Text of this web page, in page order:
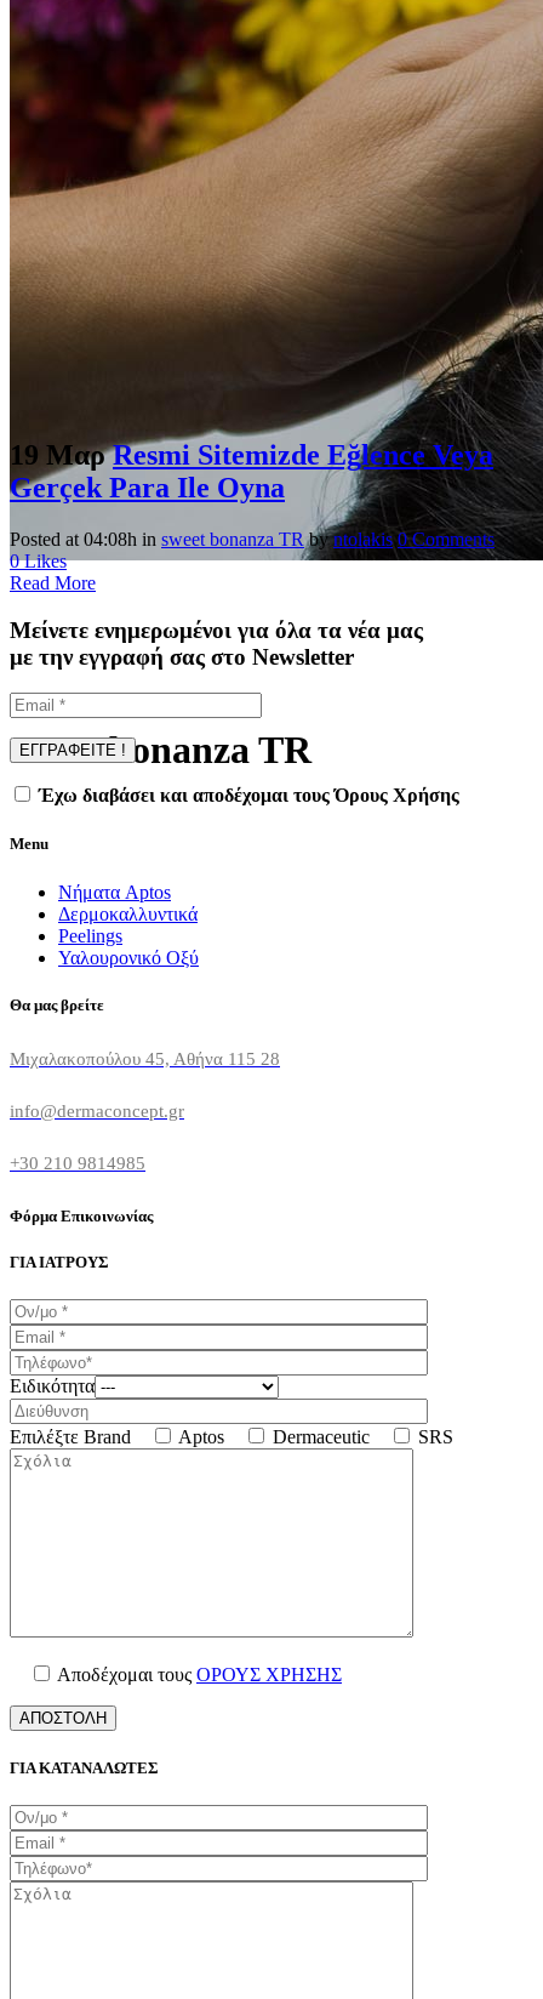
sweet bonanza TR
19 Μαρ Resmi Sitemizde Eğlence Veya
Gerçek Para Ile Oyna
Posted at 04:08h in sweet bonanza TR byntolakis 0 Comments
0Likes
Read More
Μείνετε ενημερωμένοι για όλα τα νέα μας
με την εγγραφή σας στο Newsletter
Έχω διαβάσει και αποδέχομαι τους Όρους Χρήσης
Menu
Νήματα Aptos
Δερμοκαλλυντικά
Peelings
Υαλουρονικό Οξύ
Θα μας βρείτε
Μιχαλακοπούλου 45, Αθήνα 115 28
info@dermaconcept.gr
+30 210 9814985
Φόρμα Επικοινωνίας
ΓΙΑ ΙΑΤΡΟΥΣ
Ειδικότητα
Επιλέξτε Brand Aptos Dermaceutic SRS
Αποδέχομαι τους ΟΡΟΥΣ ΧΡΗΣΗΣ
ΓΙΑ ΚΑΤΑΝΑΛΩΤΕΣ